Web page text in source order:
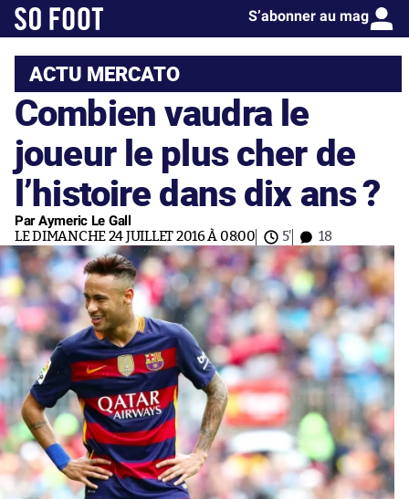
S’abonner au mag
ACTU MERCATO
Combien vaudra le
joueur le plus cher de
l’histoire dans dix ans ?
Par Aymeric Le Gall
LE DIMANCHE 24 JUILLET 2016 À 08:00 5' 18